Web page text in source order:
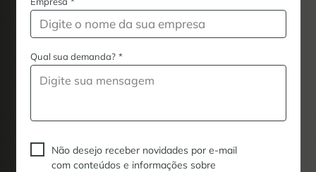
Qual sua demanda? *
Não desejo receber novidades por e-mail
com conteúdos e informações sobre